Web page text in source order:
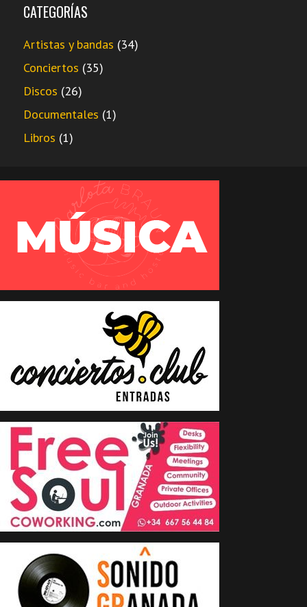
CATEGORÍAS
Artistas y bandas (34)
Conciertos (35)
Discos (26)
Documentales (1)
Libros (1)